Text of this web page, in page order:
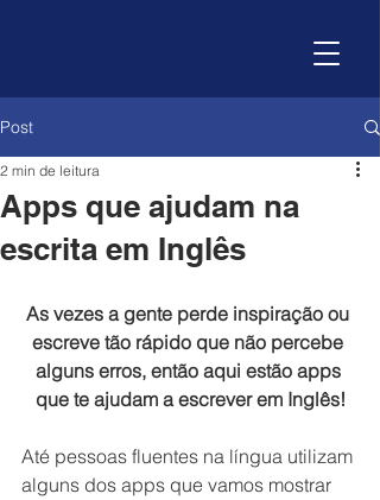
Post
Apps que ajudam na
escrita em Inglês
2 min de leitura
As vezes a gente perde inspiração ou
escreve tão rápido que não percebe
alguns erros, então aqui estão apps
que te ajudam a escrever em Inglês!
Até pessoas fluentes na língua utilizam
alguns dos apps que vamos mostrar